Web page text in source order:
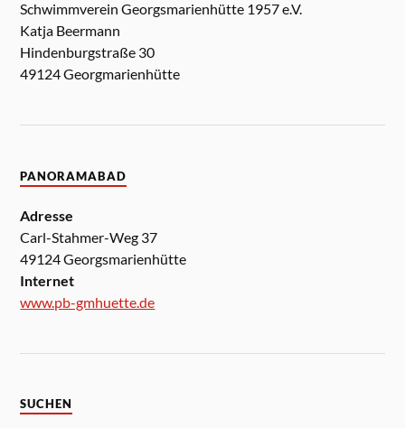
Schwimmverein Georgsmarienhütte 1957 e.V.
Katja Beermann
Hindenburgstraße 30
49124 Georgmarienhütte
PANORAMABAD
Adresse
Carl-Stahmer-Weg 37
49124 Georgsmarienhütte
Internet
www.pb-gmhuette.de
SUCHEN